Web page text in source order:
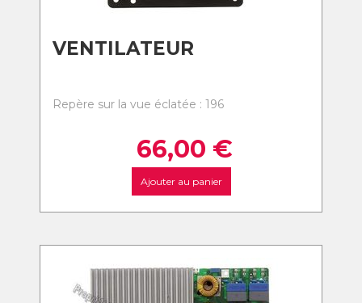
VENTILATEUR
Repère sur la vue éclatée : 196
66,00 €
Ajouter au panier